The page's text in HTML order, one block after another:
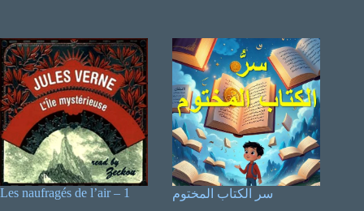
Les naufragés de l’air – 1
سر الكتاب المختوم